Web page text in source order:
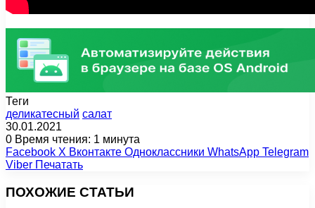
Теги
деликатесный салат
30.01.2021
0 Время чтения: 1 минута
Facebook X Вконтакте Одноклассники WhatsApp Telegram
Viber Печатать
ПОХОЖИЕ СТАТЬИ